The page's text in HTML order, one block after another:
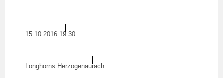
15.10.2016 19:30
Longhorns Herzogenaurach